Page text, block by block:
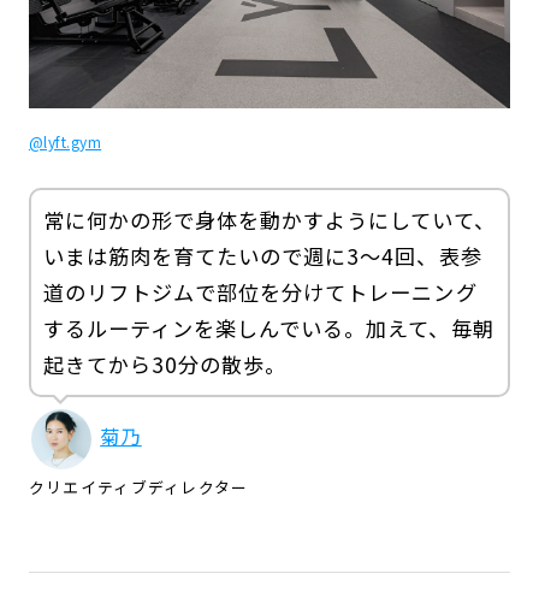
@lyft.gym
常に何かの形で身体を動かすようにしていて、
いまは筋肉を育てたいので週に3～4回、表参
道のリフトジムで部位を分けてトレーニング
するルーティンを楽しんでいる。加えて、毎朝
起きてから30分の散歩。
菊乃
クリエイティブディレクター